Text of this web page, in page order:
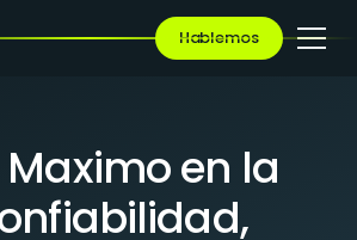
Hablemos
EN LA NUBE: CONFIABILIDAD, TIEMPO DE
ANTE DESASTRES Y REDUNDANCIA
en la